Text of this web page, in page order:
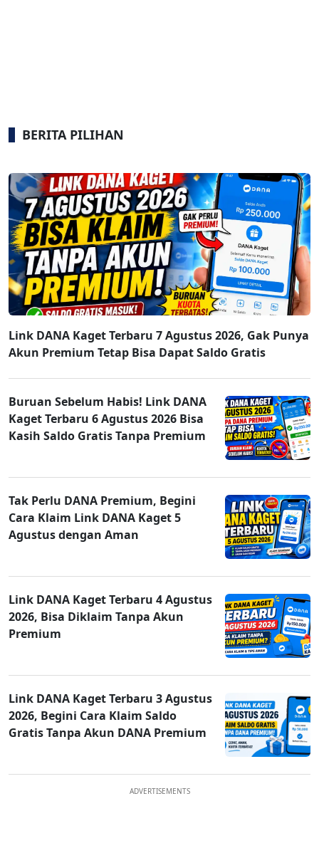
BERITA PILIHAN
Link DANA Kaget Terbaru 7 Agustus 2026, Gak Punya
Akun Premium Tetap Bisa Dapat Saldo Gratis
Buruan Sebelum Habis! Link DANA
Kaget Terbaru 6 Agustus 2026 Bisa
Kasih Saldo Gratis Tanpa Premium
Tak Perlu DANA Premium, Begini
Cara Klaim Link DANA Kaget 5
Agustus dengan Aman
Link DANA Kaget Terbaru 4 Agustus
2026, Bisa Diklaim Tanpa Akun
Premium
Link DANA Kaget Terbaru 3 Agustus
2026, Begini Cara Klaim Saldo
Gratis Tanpa Akun DANA Premium
ADVERTISEMENTS